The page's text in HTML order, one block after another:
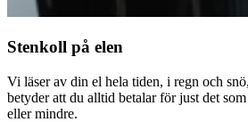
Stenkoll på elen
Vi läser av din el hela tiden, i regn och
betyder att du alltid betalar för just det
eller mindre.